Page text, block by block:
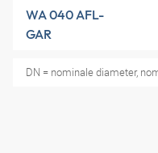
WA 040 AFL-
GAR
DN = nominale diameter,